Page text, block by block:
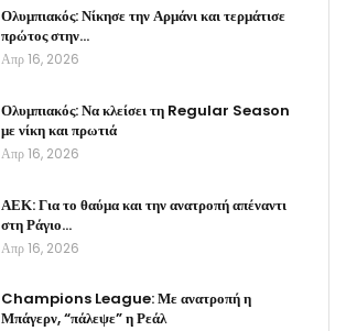
Ολυμπιακός: Νίκησε την Αρμάνι και τερμάτισε
πρώτος στην…
Απρ 16, 2026
Ολυμπιακός: Να κλείσει τη Regular Season
με νίκη και πρωτιά
Απρ 16, 2026
ΑΕΚ: Για το θαύμα και την ανατροπή απέναντι
στη Ράγιο…
Απρ 16, 2026
Champions League: Με ανατροπή η
Μπάγερν, “πάλεψε” η Ρεάλ